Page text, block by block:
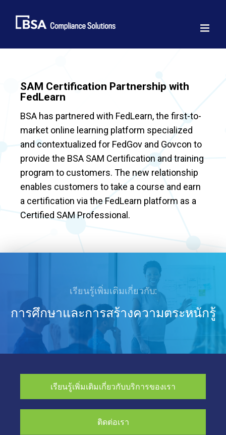
content
SAM Certification Partnership with
FedLearn
BSA has partnered with FedLearn, the first-to-
market online learning platform specialized
and contextualized for FedGov and Govcon to
provide the BSA SAM Certification and training
program to customers. The new relationship
enables customers to take a course and earn
a certification via the FedLearn platform as a
Certified SAM Professional.
เรียนรู้เพิ่มเติมเกี่ยวกับ:
การศึกษาและการสร้างความตระหนักรู้
เรียนรู้เพิ่มเติมเกี่ยวกับบริการของเรา
ติดต่อเรา